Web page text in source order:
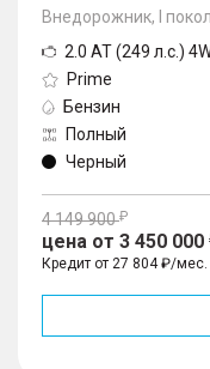
Внедорожник, I
2.0 AT (249 л.с.)
Prime
Бензин
Полный
Черный
4 149 900
цена от 3 450 000
Кредит от 27 804 ₽/мес.